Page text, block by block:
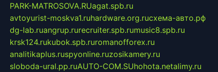
PARK-MATROSOVA.RUagat.spb.ru
avtoyurist-moskva1.ruhardware.org.ruсхема-авто.рф
dg-lab.ruangrup.rurecruiter.spb.rumusic8.spb.ru
krsk124.rukubok.spb.ruromanofforex.ru
analitikaplus.ruspyonline.ruzosikamery.ru
sloboda-ural.pp.ruAUTO-COM.SUhohota.netalimy.ru